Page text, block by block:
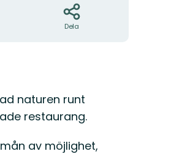
Dela
naturen runt
restaurang.
av möjlighet,